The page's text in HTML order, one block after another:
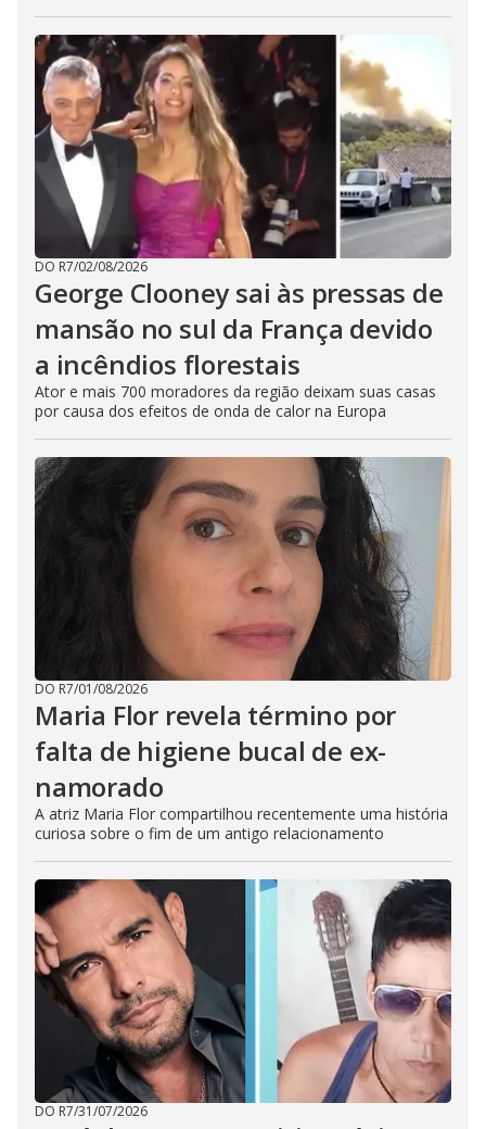
DO R7/02/08/2026
George Clooney sai às pressas de
mansão no sul da França devido
a incêndios florestais
Ator e mais 700 moradores da região deixam suas casas
por causa dos efeitos de onda de calor na Europa
DO R7/01/08/2026
Maria Flor revela término por
falta de higiene bucal de ex-
namorado
A atriz Maria Flor compartilhou recentemente uma história
curiosa sobre o fim de um antigo relacionamento
DO R7/31/07/2026